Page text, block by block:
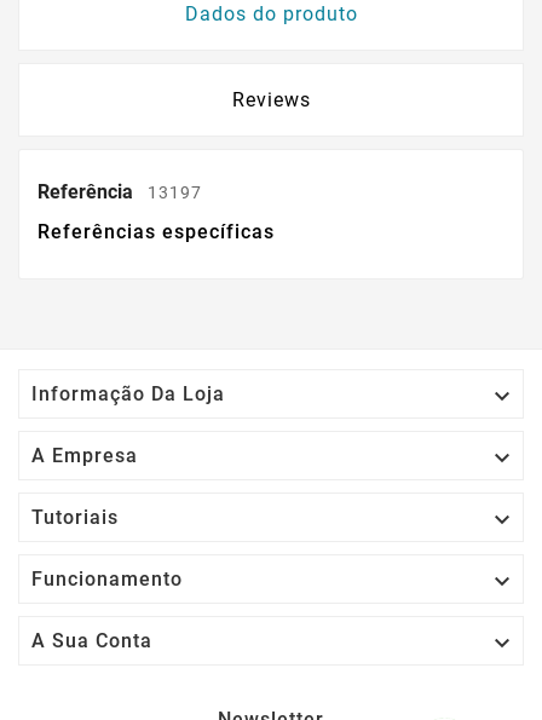
Dados do produto
Reviews
Referência 13197
Referências específicas
Informação Da Loja 
A Empresa 
Tutoriais 
Funcionamento 
A Sua Conta 